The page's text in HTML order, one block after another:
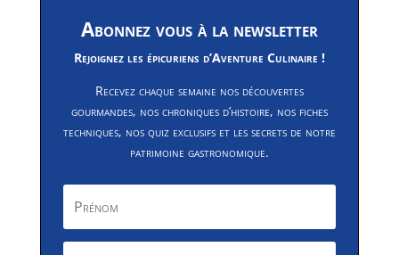
Abonnez vous à la newsletter
Rejoignez les épicuriens d’Aventure Culinaire !
Recevez chaque semaine nos découvertes
gourmandes, nos chroniques d’histoire, nos fiches
techniques, nos quiz exclusifs et les secrets de notre
patrimoine gastronomique.